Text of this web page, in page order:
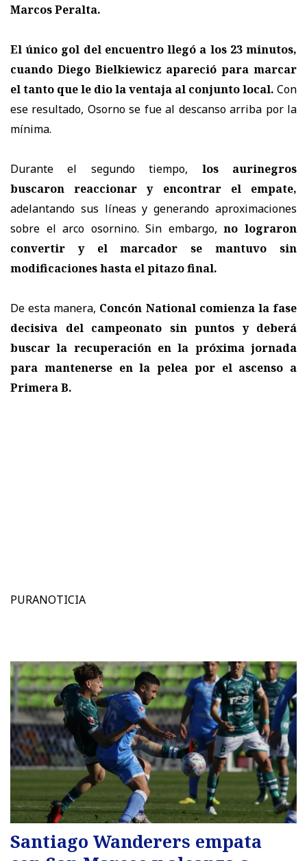
Marcos Peralta.
El único gol del encuentro llegó a los 23 minutos,
cuando Diego Bielkiewicz apareció para marcar
el tanto que le dio la ventaja al conjunto local. Con
ese resultado, Osorno se fue al descanso arriba por la
mínima.
Durante el segundo tiempo, los aurinegros
buscaron reaccionar y encontrar el empate,
adelantando sus líneas y generando aproximaciones
sobre el arco osornino. Sin embargo,no lograron
convertir y el marcador se mantuvo sin
modificaciones hasta el pitazo final.
De esta manera, Concón National comienza la fase
decisiva del campeonato sin puntos y deberá
buscar la recuperación en la próxima jornada
para mantenerse en la pelea por el ascenso a
Primera B.
PURANOTICIA
Santiago Wanderers empata